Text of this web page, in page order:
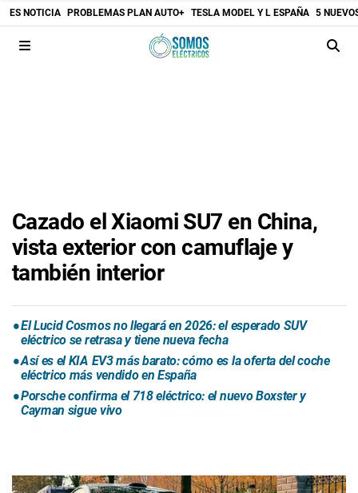
ES NOTICIA PROBLEMAS PLAN AUTO+ TESLA MODEL Y L ESPAÑA 5
Cazado el Xiaomi SU7 en China,
vista exterior con camuflaje y
también interior
El Lucid Cosmos no llegará en 2026: el esperado SUV
eléctrico se retrasa y tiene nueva fecha
Así es el KIA EV3 más barato: cómo es la oferta del coche
eléctrico más vendido en España
Porsche confirma el 718 eléctrico: el nuevo Boxster y
Cayman sigue vivo